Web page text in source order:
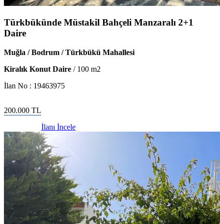
Türkbükünde Müstakil Bahçeli Manzaralı 2+1
Daire
Muğla / Bodrum / Türkbükü Mahallesi
Kiralık Konut Daire / 100 m2
İlan No : 19463975
200.000 TL
İlanı İncele